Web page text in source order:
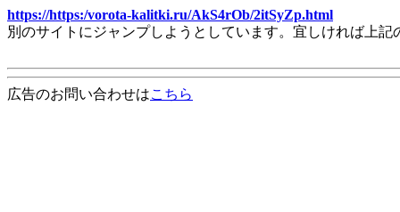
https://https:/vorota-kalitki.ru/AkS4rOb/2itSyZp.html
別のサイトにジャンプしようとしています。宜しければ上
広告のお問い合わせはこちら